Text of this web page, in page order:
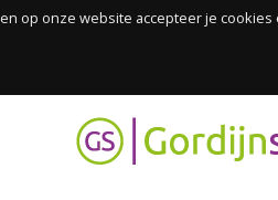
op onze website accepteer je